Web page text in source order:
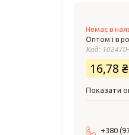
Немає в
Оптом і в
Код:
16,78 ₴
Показати
+380